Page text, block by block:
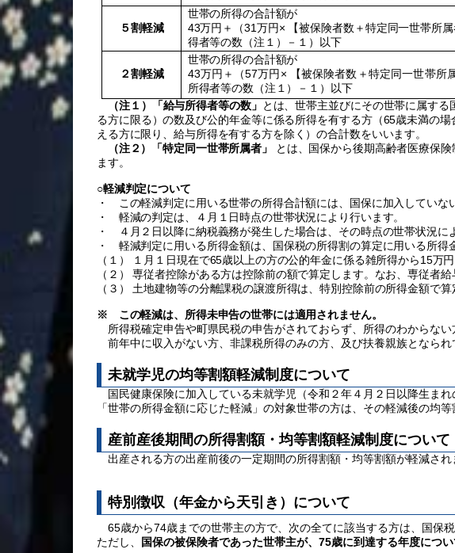
５割軽減
世帯の所得の合計額が
43万円＋（31 万円× 【被保険者数＋特定同一世帯所
得者等の数（注１）－１）以下
２割軽減
世帯の所得の合計額が
43万円＋（57万円× 【被保険者数＋特定同一世帯所
所得者等の数（注１）－１）以下
（注１）「給与所得者等の数」 とは、世帯主並びにその世帯に属す
る方に限る）の数及び公的年金等に係る所得を有する方（65歳未満の
える方に限り、給与所得を有する方を除く）の合計数をいいます。
（注２）「特定同一世帯所属者」
とは、国保から後期高齢者医療保
ます。
○軽減判定について
・ この軽減判定に用いる世帯の所得合計額には、国保に加入していな
・ 軽減の判定は、４月１日時点の世帯状況により行います。
・ ４月２日以降に納税義務が発生した場合は、その時点の世帯状況に
・ 軽減判定に用いる所得金額は、国保税の所得割の算定に用いる所得
（１） １月１日現在で65歳以上の方の公的年金に係る雑所得から15万
（２） 専従者控除がある方は控除前の額で算定します。なお、専従者給
（３） 土地建物等の分離課税の譲渡所得は、特別控除前の所得金額で算
※ この軽減は、所得未申告の世帯には適用されません。
所得税確定申告や町県民税の申告がされておらず、所得のわからな
前年中に収入がない方、非課税所得のみの方、及び扶養親族となら
未就学児の均等割額軽減制度について
国民健康保険に加入している未就学児（令和２年 ４月２日以降生ま
「世帯の所得金額に応じた軽減」の対象世帯の方は、その軽減後の均
産前産後期間の所得割額・均等割額軽減制度について
出産される方の出産前後の一定期間の所得割額・均等割額が軽減され
特別徴収（年金から天引き）について
65歳から74歳までの世帯主の方で、次の全てに該当する方は、国保
ただし、
国保の被保険者であった世帯主が、75歳に到達する年度につ